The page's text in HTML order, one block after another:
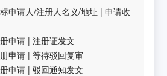
申请人/注册人名义/地址 |申请收
申请 |注册证发文
申请 |等待驳回复审
申请 |驳回通知发文